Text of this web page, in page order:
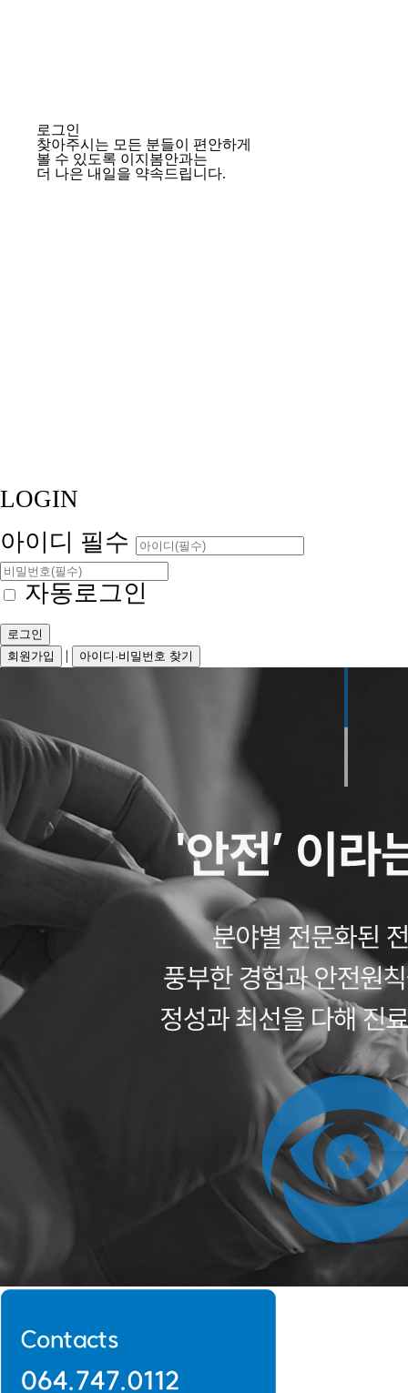
로그인
찾아주시는 모든 분들이 편안하게
볼 수 있도록 이지봄안과는
더 나은 내일을 약속드립니다.
LOGIN
아이디 필수
자동로그인
로그인
회원가입
| 아이디·비밀번호 찾기